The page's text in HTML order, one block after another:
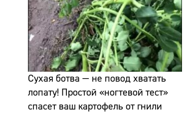
Сухая ботва — не повод хватать
лопату! Простой «ногтевой тест»
спасет ваш картофель от гнили